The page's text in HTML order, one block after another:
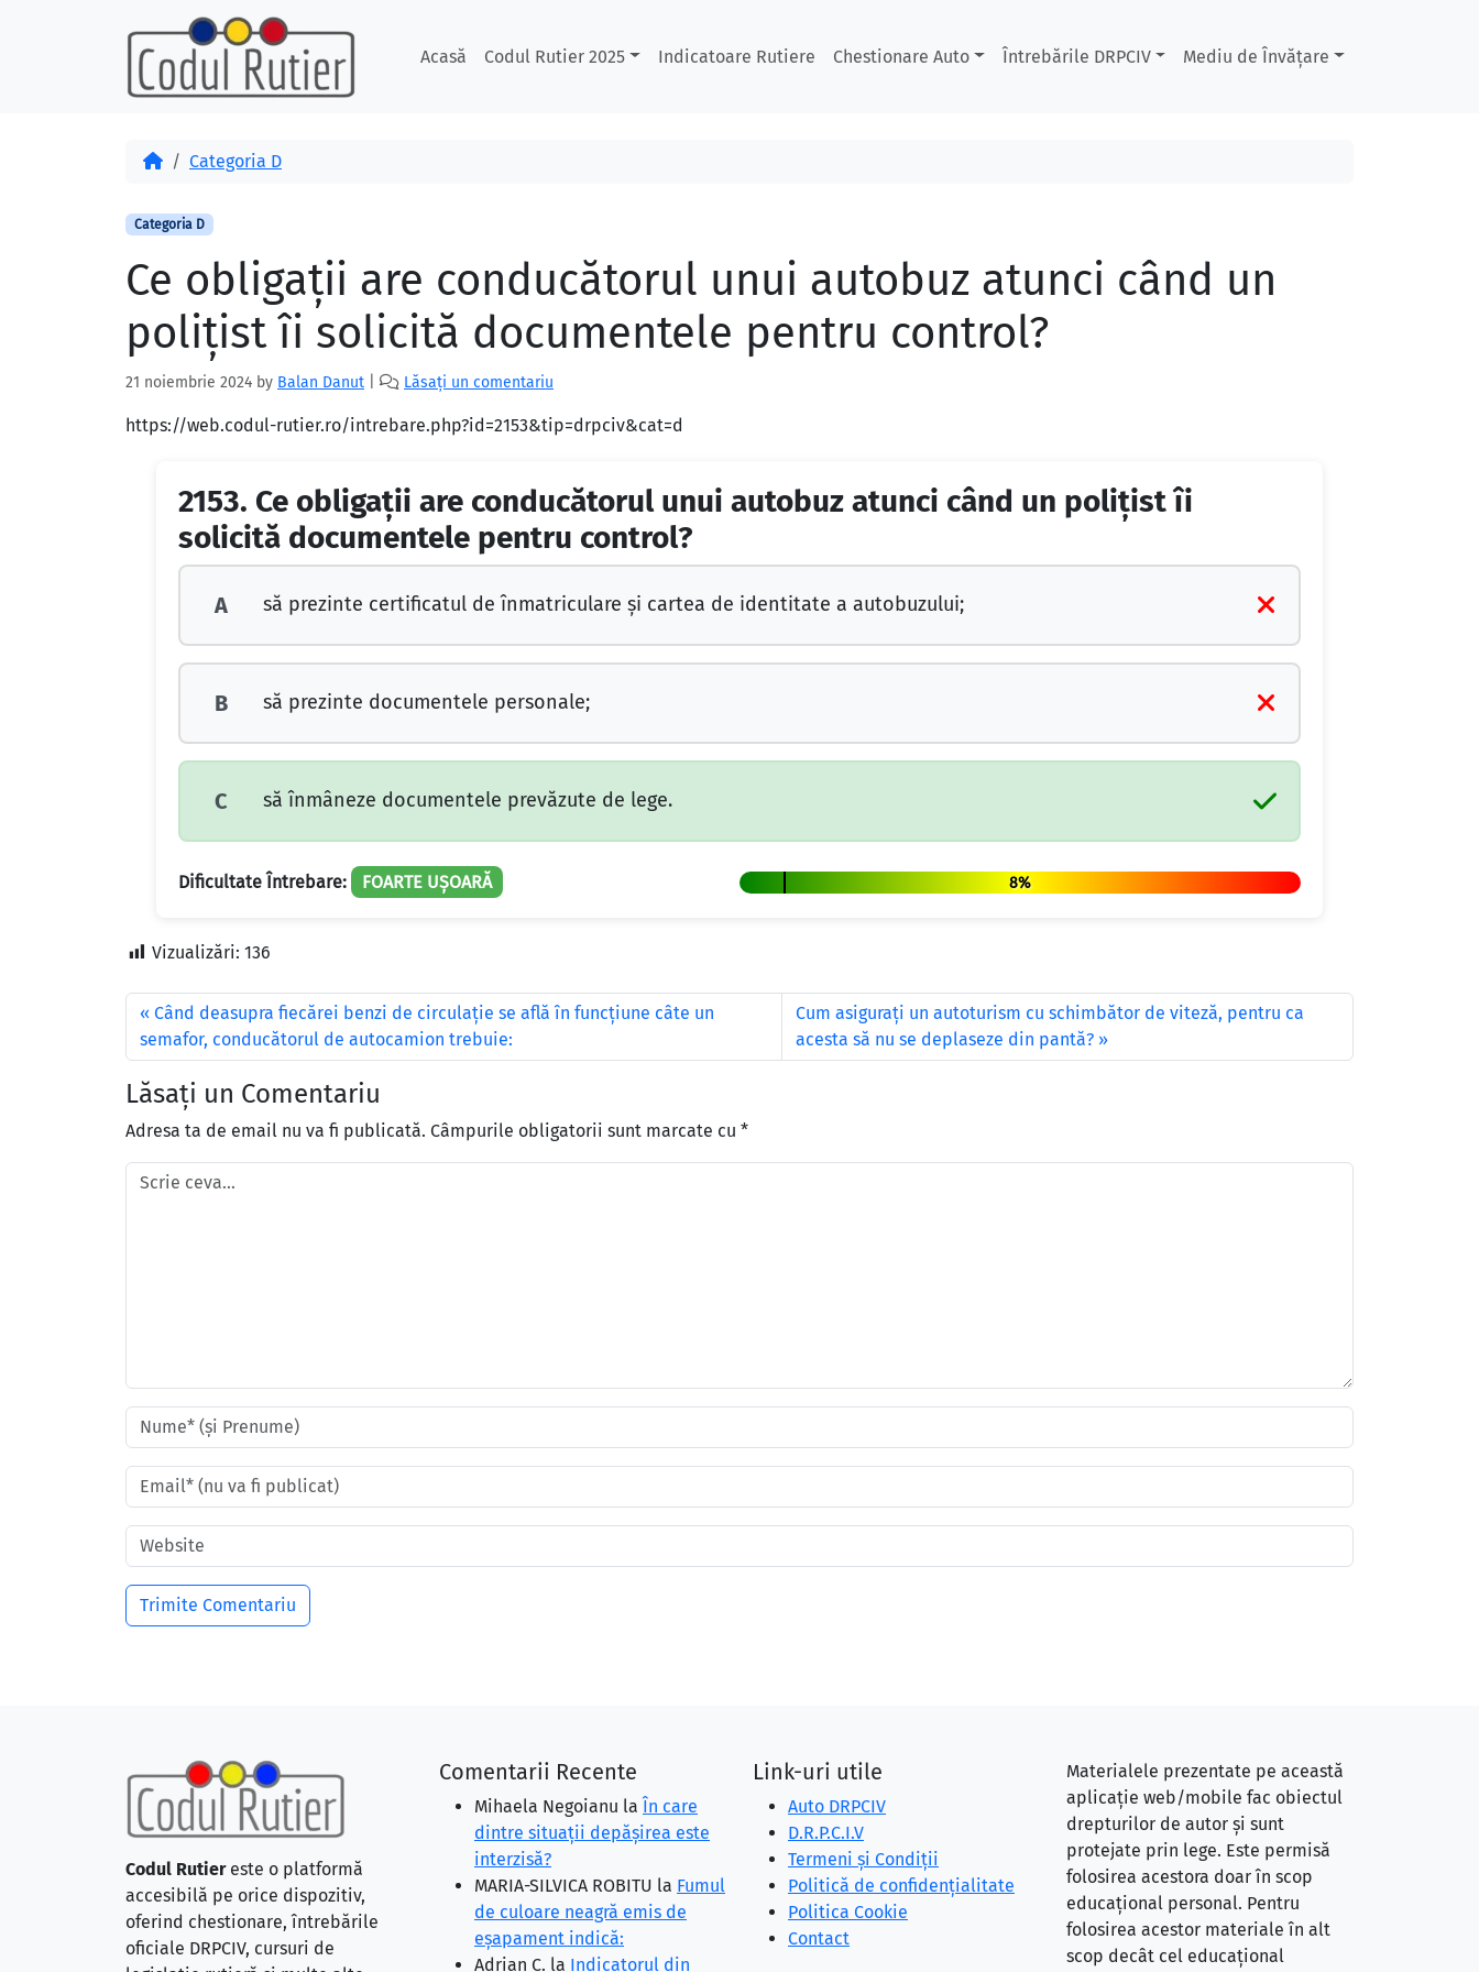
Acasă Codul Rutier 2025 Indicatoare Rutiere Chestionare Auto Întrebările DRPCIV Mediu de Învățare
AcasăCategoria D
Categoria D
Ce obligaţii are conducătorul unui autobuz atunci când un
poliţist îi solicită documentele pentru control?
21 noiembrie 2024 by Balan Danut Lăsați un comentariu
https://web.codul-rutier.ro/intrebare.php?id=2153&tip=drpciv&cat=d
2153. Ce obligaţii are conducătorul unui autobuz atunci când un poliţist îi
solicită documentele pentru control?
A să prezinte certificatul de înmatriculare şi cartea de identitate a autobuzului;
B să prezinte documentele personale;
C să înmâneze documentele prevăzute de lege.
Dificultate Întrebare: FOARTE UȘOARĂ 8%
Vizualizări: 136
Când deasupra fiecărei benzi de circulaţie se află în funcţiune câte un
semafor, conducătorul de autocamion trebuie:
Cum asiguraţi un autoturism cu schimbător de viteză, pentru ca
acesta să nu se deplaseze din pantă?
Lăsați un Comentariu
Adresa ta de email nu va fi publicată. Câmpurile obligatorii sunt marcate cu *
Codul Rutiereste o platformă
accesibilă pe orice dispozitiv,
oferind chestionare, întrebările
oficiale DRPCIV, cursuri de
Comentarii Recente
Mihaela Negoianu la În care
dintre situaţii depăşirea este
interzisă?
MARIA-SILVICA ROBITU la Fumul
de culoare neagră emis de
eşapament indică:
Adrian C. la Indicatorul din
Link-uri utile
Auto DRPCIV
D.R.P.C.I.V
Termeni și Condiții
Politică de confidențialitate
Politica Cookie
Contact
Materialele prezentate pe această
aplicație web/mobile fac obiectul
drepturilor de autor și sunt
protejate prin lege. Este permisă
folosirea acestora doar în scop
educațional personal. Pentru
folosirea acestor materiale în alt
scop decât cel educațional